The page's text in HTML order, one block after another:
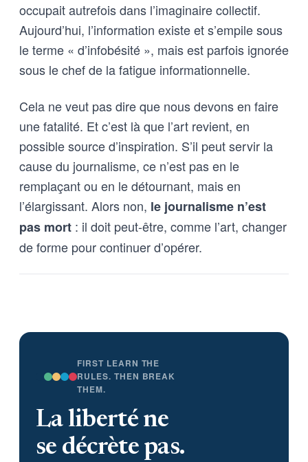
occupait autrefois dans l’imaginaire collectif.
Aujourd’hui, l’information existe et s’empile sous
le terme « d’infobésité », mais est parfois ignorée
sous le chef de la fatigue informationnelle.
Cela ne veut pas dire que nous devons en faire
une fatalité. Et c’est là que l’art revient, en
possible source d’inspiration. S’il peut servir la
cause du journalisme, ce n’est pas en le
remplaçant ou en le détournant, mais en
l’élargissant. Alors non, le journalisme n’est
pas mort : il doit peut-être, comme l’art, changer
de forme pour continuer d’opérer.
FIRST LEARN THE
RULES. THEN BREAK
THEM.
La liberté ne
se décrète pas.